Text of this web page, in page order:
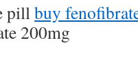
pillbuy
200mg